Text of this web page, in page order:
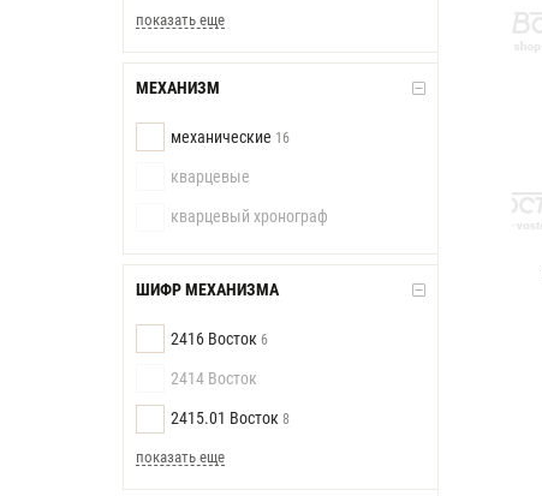
показать еще
МЕХАНИЗМ
механические 16
кварцевые
кварцевый хронограф
ШИФР МЕХАНИЗМА
2416 Восток 6
2414 Восток
2415.01 Восток 8
показать еще